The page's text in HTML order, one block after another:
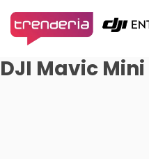
DJI Mavic Mini